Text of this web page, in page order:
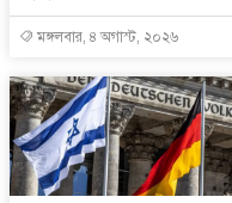
মঙ্গলবার, ৪ অগাস্ট, ২০২৬